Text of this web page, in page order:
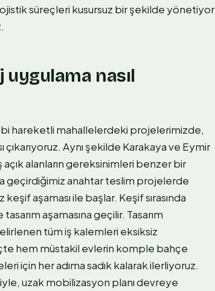
süreçleri kusursuz bir şekilde yönetiyor
nasıl
hareketli mahallelerdeki projelerimizde,
çıkarıyoruz. Aynı şekilde Karakaya ve Eymir
alanların gereksinimleri benzer bir
geçirdiğimiz anahtar teslim projelerde
aşaması ile başlar. Keşif sırasında
aşamasına geçilir. Tasarım
tüm iş kalemleri eksiksiz
hem müstakil evlerin komple bahçe
için her adıma sadık kalarak ilerliyoruz.
uzak mobilizasyon planı devreye